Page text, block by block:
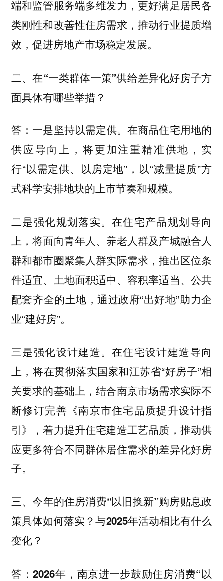
端和监管服务端多维发力，更好满足居民各
类刚性和改善性住房需求，推动行业提质增
效，促进房地产市场稳定发展。
二、在“一类群体一策”供给差异化好房子方
面具体有哪些举措？
答： 一是坚持以需定供。在商品住宅用地的
供应导向上，将更加注重精准供地，实
行“以需定供、以房定地”，以“减量提质”方
式科学安排地块的上市节奏和规模。
二是强化规划落实。在住宅产品规划导向
上，将面向青年人、养老人群及产城融合人
群和都市圈聚集人群实际需求，推出区位条
件适宜、土地面积适中、容积率适当、公共
配套齐全的土地，通过政府“出好地”助力企
业“建好房”。
三是强化设计建造。在住宅设计建造导向
上，将在贯彻落实国家和江苏省“好房子”相
关要求的基础上，结合南京市场需求实际不
断修订完善《南京市住宅品质提升设计指
引》，着力提升住宅建造工艺品质，推动供
应更多符合不同群体居住需求的差异化好房
子。
三、今年的住房消费“以旧换新”购房贴息政
策具体如何落实？与2025年活动相比有什么
变化？
答：2026年，南京进一步鼓励住房消费“以